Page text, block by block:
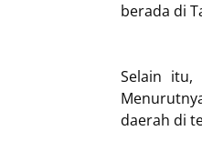
berada di
Selain itu,
daerah di